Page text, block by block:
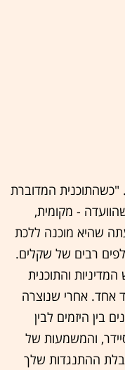
"כשהתוכנית המדוברת
- מקומית,
שהיא מוכנה ללכת
רבים של שקלים.
והתוכנית
אחד. אחרי שנוצרה
בין היזמים לבין
והמשמעות של
ההתנגדות שלך